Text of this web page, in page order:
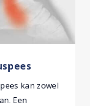
kan zowel
Een